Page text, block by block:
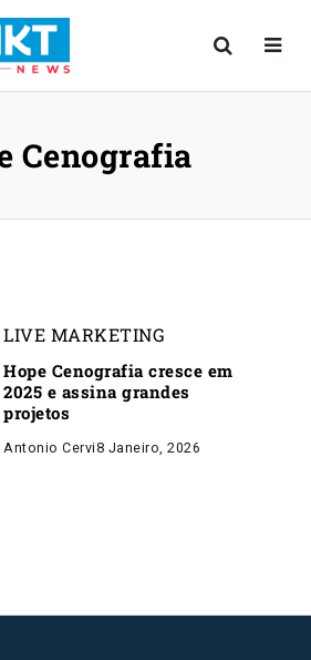
Cenografia
LIVE MARKETING
Hope Cenografia cresce em
2025 e assina grandes
projetos
Antonio Cervi8 Janeiro, 2026